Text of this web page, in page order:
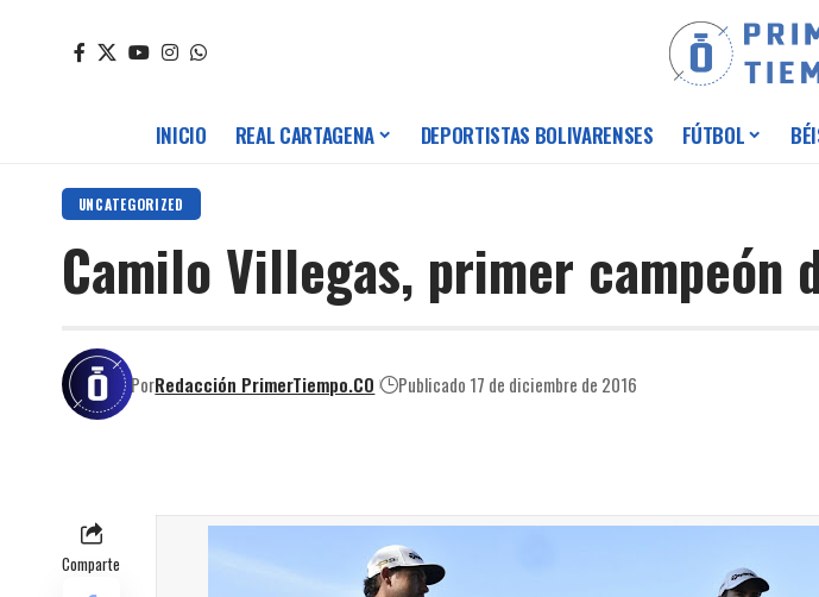
INICIO REAL CARTAGENA DEPORTISTAS BOLIVARENSES FÚTBOL
UNCATEGORIZED
Camilo Villegas, primer campeón
PorRedacción PrimerTiempo.CO Publicado 17 de diciembre de 2016
Comparte